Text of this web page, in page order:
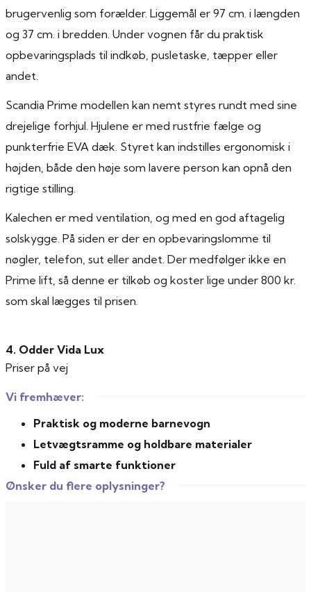
brugervenlig som forælder. Liggemål er 97 cm. i længden
og 37 cm. i bredden. Under vognen får du praktisk
opbevaringsplads til indkøb, pusletaske, tæpper eller
andet.
Scandia Prime modellen kan nemt styres rundt med sine
drejelige forhjul. Hjulene er med rustfrie fælge og
punkterfrie EVA dæk. Styret kan indstilles ergonomisk i
højden, både den høje som lavere person kan opnå den
rigtige stilling.
Kalechen er med ventilation, og med en god aftagelig
solskygge. På siden er der en opbevaringslomme til
nøgler, telefon, sut eller andet. Der medfølger ikke en
Prime lift, så denne er tilkøb og koster lige under 800 kr.
som skal lægges til prisen.
4. Odder Vida Lux
Priser på vej
Vi fremhæver:
Praktisk og moderne barnevogn
Letvægtsramme og holdbare materialer
Fuld af smarte funktioner
Ønsker du flere oplysninger?